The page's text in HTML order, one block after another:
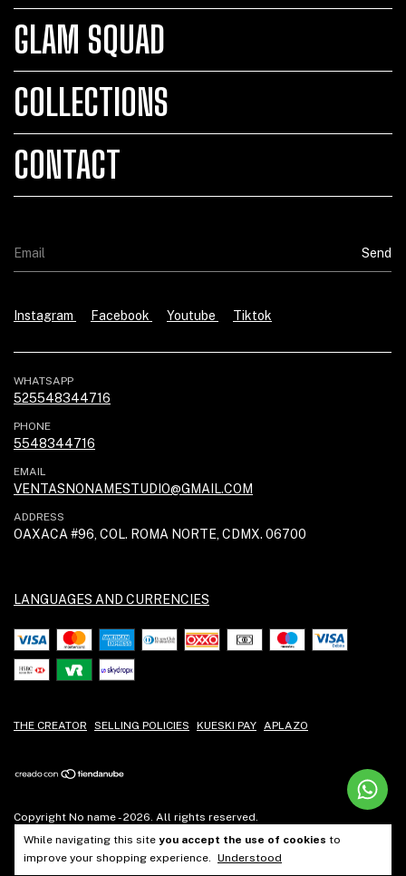
While navigating this site you accept the use of cookies to
improve your shopping experience. Understood
GLAM SQUAD
COLLECTIONS
CONTACT
Instagram Facebook Youtube Tiktok
WHATSAPP
525548344716
PHONE
5548344716
EMAIL
VENTASNONAMESTUDIO@GMAIL.COM
ADDRESS
OAXACA #96, COL. ROMA NORTE, CDMX. 06700
LANGUAGES AND CURRENCIES
THE CREATOR SELLING POLICIES KUESKI PAY APLAZO
Copyright No name - 2026. All rights reserved.